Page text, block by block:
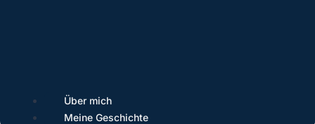
Über mich
Meine Geschichte